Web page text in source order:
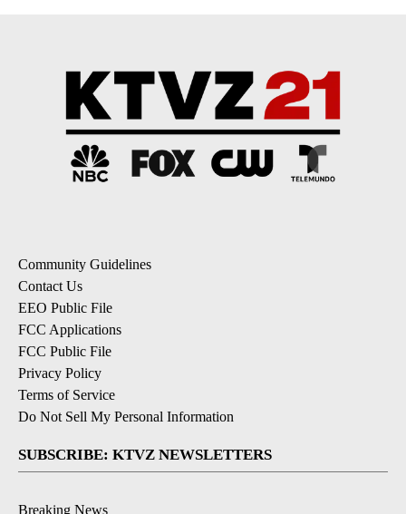
Community Guidelines
Contact Us
EEO Public File
FCC Applications
FCC Public File
Privacy Policy
Terms of Service
Do Not Sell My Personal Information
SUBSCRIBE: KTVZ NEWSLETTERS
Breaking News